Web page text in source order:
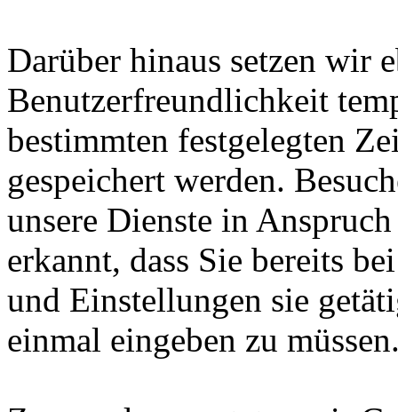
Darüber hinaus setzen wir
Benutzerfreundlichkeit
bestimmten festgelegten
gespeichert werden.
unsere Dienste in
erkannt, dass Sie bereits
und Einstellungen sie
einmal eingeben zu